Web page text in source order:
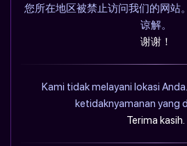
您所在地区被禁止访问我们的网站
谅解。
谢谢！
Kami tidak melayani lokasi
ketidaknyamanan yang
Terima kasih.